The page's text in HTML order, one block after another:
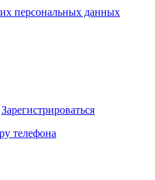
персональных данных
Зарегистрироваться
телефона